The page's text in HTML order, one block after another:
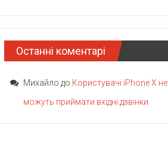
Останні коментарі
Михайло до Користувачі iPhone X не
можуть приймати вхідні дзвінки